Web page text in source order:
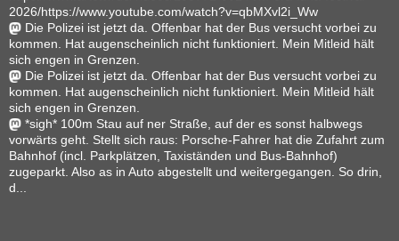
2026/https://www.youtube.com/watch?v=qbMXvl2i_Ww
Die Polizei ist jetzt da. Offenbar hat der Bus versucht vorbei zu
kommen. Hat augenscheinlich nicht funktioniert. Mein Mitleid hält
sich engen in Grenzen.
Die Polizei ist jetzt da. Offenbar hat der Bus versucht vorbei zu
kommen. Hat augenscheinlich nicht funktioniert. Mein Mitleid hält
sich engen in Grenzen.
*sigh* 100m Stau auf ner Straße, auf der es sonst halbwegs
vorwärts geht. Stellt sich raus: Porsche-Fahrer hat die Zufahrt zum
Bahnhof (incl. Parkplätzen, Taxiständen und Bus-Bahnhof)
zugeparkt. Also as in Auto abgestellt und weitergegangen. So drin,
d...